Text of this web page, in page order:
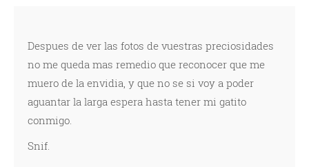
Despues de ver las fotos de vuestras preciosidades
no me queda mas remedio que reconocer que me
muero de la envidia, y que no se si voy a poder
aguantar la larga espera hasta tener mi gatito
conmigo.
Snif.